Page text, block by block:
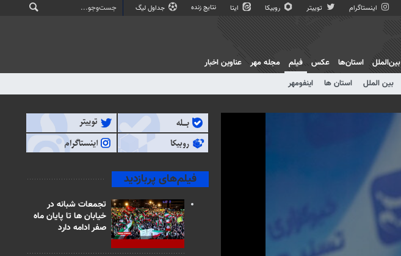
اینستاگرام توییتر روبیکا ایتا نتایج زنده جداول لیگ
بین‌الملل استان‌ها عکس
فیلم
بین الملل استان ها اینفومهر
مجله مهر عناوین اخبار
فیلم‌های پربازدید
تجمعات شبانه در
خیابان ها تا پایان ماه
صفر ادامه دارد